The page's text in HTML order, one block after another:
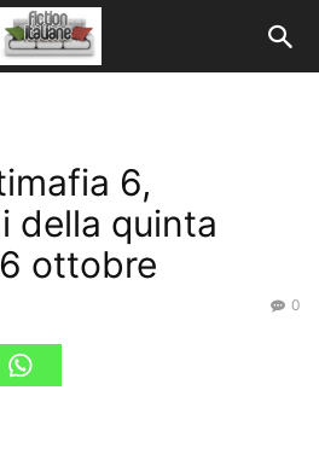
6,
della quinta
ottobre
0